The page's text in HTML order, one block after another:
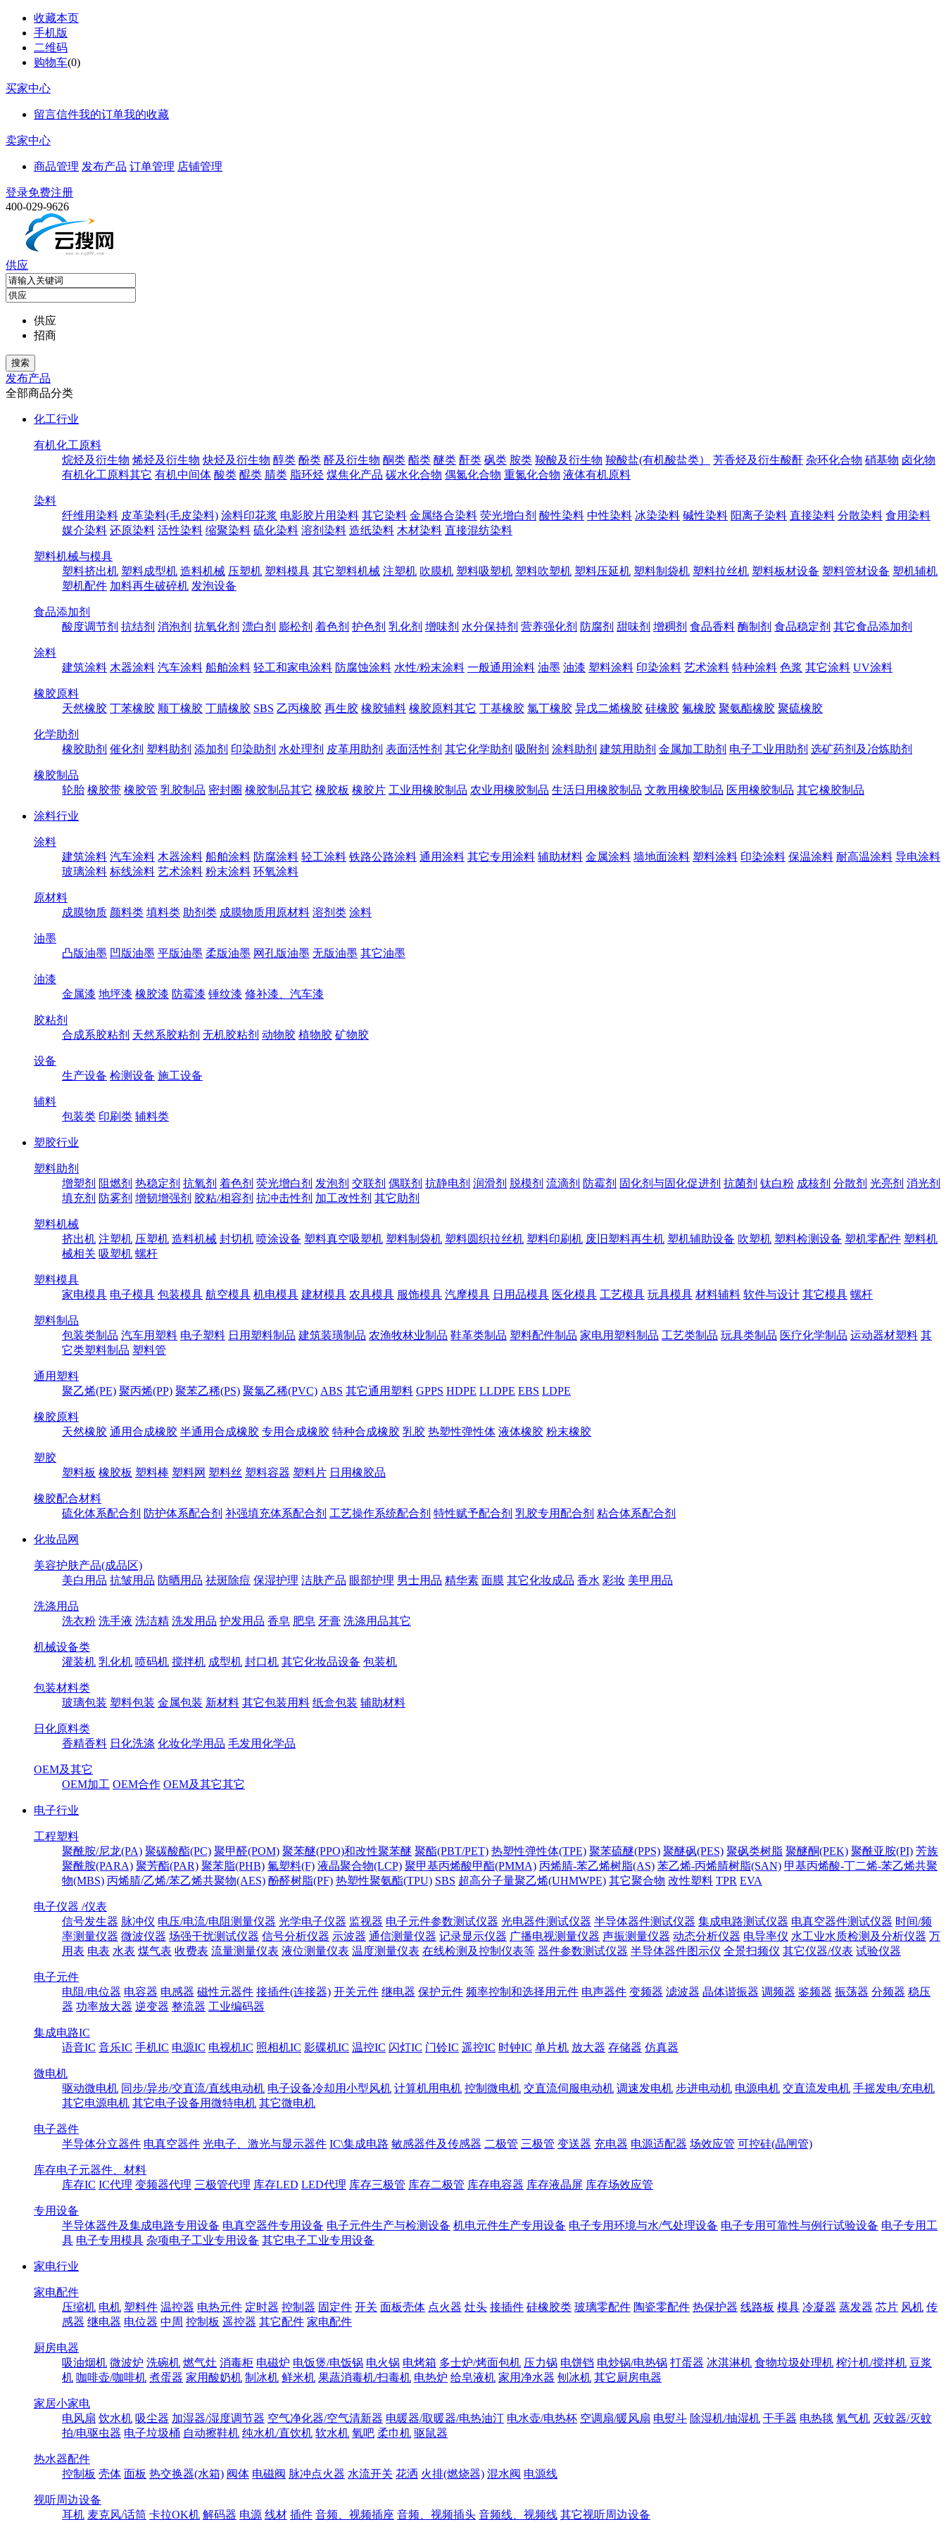
收藏本页
手机版
二维码
购物车(0)
买家中心
留言信件我的订单我的收藏
卖家中心
商品管理 发布产品 订单管理 店铺管理
登录免费注册
400-029-9626
供应
供应
招商
发布产品
全部商品分类
化工行业
有机化工原料
烷烃及衍生物 烯烃及衍生物 炔烃及衍生物 醇类 酚类 醛及衍生物 酮类 酯类 醚类 酐类 砜类 胺类 羧酸及衍生物 羧酸盐(有机酸盐类） 芳香烃及衍生酸酐 杂环化合物 硝基物 卤化物
有机化工原料其它 有机中间体 酸类 醌类 腈类 脂环烃 煤焦化产品 碳水化合物 偶氮化合物 重氮化合物 液体有机原料
染料
纤维用染料 皮革染料(毛皮染料) 涂料印花浆 电影胶片用染料 其它染料 金属络合染料 荧光增白剂 酸性染料 中性染料 冰染染料 碱性染料 阳离子染料 直接染料 分散染料 食用染料
媒介染料 还原染料 活性染料 缩聚染料 硫化染料 溶剂染料 造纸染料 木材染料 直接混纺染料
塑料机械与模具
塑料挤出机 塑料成型机 造料机械 压塑机 塑料模具 其它塑料机械 注塑机 吹膜机 塑料吸塑机 塑料吹塑机 塑料压延机 塑料制袋机 塑料拉丝机 塑料板材设备 塑料管材设备 塑机辅机
塑机配件 加料再生破碎机 发泡设备
食品添加剂
酸度调节剂 抗结剂 消泡剂 抗氧化剂 漂白剂 膨松剂 着色剂 护色剂 乳化剂 增味剂 水分保持剂 营养强化剂 防腐剂 甜味剂 增稠剂 食品香料 酶制剂 食品稳定剂 其它食品添加剂
涂料
建筑涂料 木器涂料 汽车涂料 船舶涂料 轻工和家电涂料 防腐蚀涂料 水性/粉末涂料 一般通用涂料 油墨 油漆 塑料涂料 印染涂料 艺术涂料 特种涂料 色浆 其它涂料 UV涂料
橡胶原料
天然橡胶 丁苯橡胶 顺丁橡胶 丁腈橡胶 SBS 乙丙橡胶 再生胶 橡胶辅料 橡胶原料其它 丁基橡胶 氯丁橡胶 异戊二烯橡胶 硅橡胶 氟橡胶 聚氨酯橡胶 聚硫橡胶
化学助剂
橡胶助剂 催化剂 塑料助剂 添加剂 印染助剂 水处理剂 皮革用助剂 表面活性剂 其它化学助剂 吸附剂 涂料助剂 建筑用助剂 金属加工助剂 电子工业用助剂 选矿药剂及冶炼助剂
橡胶制品
轮胎 橡胶带 橡胶管 乳胶制品 密封圈 橡胶制品其它 橡胶板 橡胶片 工业用橡胶制品 农业用橡胶制品 生活日用橡胶制品 文教用橡胶制品 医用橡胶制品 其它橡胶制品
涂料行业
涂料
建筑涂料 汽车涂料 木器涂料 船舶涂料 防腐涂料 轻工涂料 铁路公路涂料 通用涂料 其它专用涂料 辅助材料 金属涂料 墙地面涂料 塑料涂料 印染涂料 保温涂料 耐高温涂料 导电涂料
玻璃涂料 标线涂料 艺术涂料 粉末涂料 环氧涂料
原材料
成膜物质 颜料类 填料类 助剂类 成膜物质用原材料 溶剂类 涂料
油墨
凸版油墨 凹版油墨 平版油墨 柔版油墨 网孔版油墨 无版油墨 其它油墨
油漆
金属漆 地坪漆 橡胶漆 防霉漆 锤纹漆 修补漆、汽车漆
胶粘剂
合成系胶粘剂 天然系胶粘剂 无机胶粘剂 动物胶 植物胶 矿物胶
设备
生产设备 检测设备 施工设备
辅料
包装类 印刷类 辅料类
塑胶行业
塑料助剂
增塑剂 阻燃剂 热稳定剂 抗氧剂 着色剂 荧光增白剂 发泡剂 交联剂 偶联剂 抗静电剂 润滑剂 脱模剂 流滴剂 防霉剂 固化剂与固化促进剂 抗菌剂 钛白粉 成核剂 分散剂 光亮剂 消光剂
填充剂 防雾剂 增韧增强剂 胶粘/相容剂 抗冲击性剂 加工改性剂 其它助剂
塑料机械
挤出机 注塑机 压塑机 造料机械 封切机 喷涂设备 塑料真空吸塑机 塑料制袋机 塑料圆织拉丝机 塑料印刷机 废旧塑料再生机 塑机辅助设备 吹塑机 塑料检测设备 塑机零配件 塑料机
械相关 吸塑机 螺杆
塑料模具
家电模具 电子模具 包装模具 航空模具 机电模具 建材模具 农具模具 服饰模具 汽摩模具 日用品模具 医化模具 工艺模具 玩具模具 材料辅料 软件与设计 其它模具 螺杆
塑料制品
包装类制品 汽车用塑料 电子塑料 日用塑料制品 建筑装璜制品 农渔牧林业制品 鞋革类制品 塑料配件制品 家电用塑料制品 工艺类制品 玩具类制品 医疗化学制品 运动器材塑料 其
它类塑料制品 塑料管
通用塑料
聚乙烯(PE) 聚丙烯(PP) 聚苯乙稀(PS) 聚氯乙稀(PVC) ABS 其它通用塑料 GPPS HDPE LLDPE EBS LDPE
橡胶原料
天然橡胶 通用合成橡胶 半通用合成橡胶 专用合成橡胶 特种合成橡胶 乳胶 热塑性弹性体 液体橡胶 粉末橡胶
塑胶
塑料板 橡胶板 塑料棒 塑料网 塑料丝 塑料容器 塑料片 日用橡胶品
橡胶配合材料
硫化体系配合剂 防护体系配合剂 补强填充体系配合剂 工艺操作系统配合剂 特性赋予配合剂 乳胶专用配合剂 粘合体系配合剂
化妆品网
美容护肤产品(成品区)
美白用品 抗皱用品 防晒用品 祛斑除痘 保湿护理 洁肤产品 眼部护理 男士用品 精华素 面膜 其它化妆成品 香水 彩妆 美甲用品
洗涤用品
洗衣粉 洗手液 洗洁精 洗发用品 护发用品 香皂 肥皂 牙膏 洗涤用品其它
机械设备类
灌装机 乳化机 喷码机 搅拌机 成型机 封口机 其它化妆品设备 包装机
包装材料类
玻璃包装 塑料包装 金属包装 新材料 其它包装用料 纸盒包装 辅助材料
日化原料类
香精香料 日化洗涤 化妆化学用品 毛发用化学品
OEM及其它
OEM加工 OEM合作 OEM及其它其它
电子行业
工程塑料
聚酰胺/尼龙(PA) 聚碳酸酯(PC) 聚甲醛(POM) 聚苯醚(PPO)和改性聚苯醚 聚酯(PBT/PET) 热塑性弹性体(TPE) 聚苯硫醚(PPS) 聚醚砜(PES) 聚砜类树脂 聚醚酮(PEK) 聚酰亚胺(PI) 芳族
聚酰胺(PARA) 聚芳酯(PAR) 聚苯脂(PHB) 氟塑料(F) 液晶聚合物(LCP) 聚甲基丙烯酸甲酯(PMMA) 丙烯腈-苯乙烯树脂(AS) 苯乙烯-丙烯腈树脂(SAN) 甲基丙烯酸-丁二烯-苯乙烯共聚
物(MBS) 丙烯腈/乙烯/苯乙烯共聚物(AES) 酚醛树脂(PF) 热塑性聚氨酯(TPU) SBS 超高分子量聚乙烯(UHMWPE) 其它聚合物 改性塑料 TPR EVA
电子仪器 /仪表
信号发生器 脉冲仪 电压/电流/电阻测量仪器 光学电子仪器 监视器 电子元件参数测试仪器 光电器件测试仪器 半导体器件测试仪器 集成电路测试仪器 电真空器件测试仪器 时间/频
率测量仪器 微波仪器 场强干扰测试仪器 信号分析仪器 示波器 通信测量仪器 记录显示仪器 广播电视测量仪器 声振测量仪器 动态分析仪器 电导率仪 水工业水质检测及分析仪器 万
用表 电表 水表 煤气表 收费表 流量测量仪表 液位测量仪表 温度测量仪表 在线检测及控制仪表等 器件参数测试仪器 半导体器件图示仪 全景扫频仪 其它仪器/仪表 试验仪器
电子元件
电阻/电位器 电容器 电感器 磁性元器件 接插件(连接器) 开关元件 继电器 保护元件 频率控制和选择用元件 电声器件 变频器 滤波器 晶体谐振器 调频器 鉴频器 振荡器 分频器 稳压
器 功率放大器 逆变器 整流器 工业编码器
集成电路IC
语音IC 音乐IC 手机IC 电源IC 电视机IC 照相机IC 影碟机IC 温控IC 闪灯IC 门铃IC 遥控IC 时钟IC 单片机 放大器 存储器 仿真器
微电机
驱动微电机 同步/异步/交直流/直线电动机 电子设备冷却用小型风机 计算机用电机 控制微电机 交直流伺服电动机 调速发电机 步进电动机 电源电机 交直流发电机 手摇发电/充电机
其它电源电机 其它电子设备用微特电机 其它微电机
电子器件
半导体分立器件 电真空器件 光电子、激光与显示器件 IC\集成电路 敏感器件及传感器 二极管 三极管 变送器 充电器 电源适配器 场效应管 可控硅(晶闸管)
库存电子元器件、材料
库存IC IC代理 变频器代理 三极管代理 库存LED LED代理 库存三极管 库存二极管 库存电容器 库存液晶屏 库存场效应管
专用设备
半导体器件及集成电路专用设备 电真空器件专用设备 电子元件生产与检测设备 机电元件生产专用设备 电子专用环境与水/气处理设备 电子专用可靠性与例行试验设备 电子专用工
具 电子专用模具 杂项电子工业专用设备 其它电子工业专用设备
家电行业
家电配件
压缩机 电机 塑料件 温控器 电热元件 定时器 控制器 固定件 开关 面板壳体 点火器 灶头 接插件 硅橡胶类 玻璃零配件 陶瓷零配件 热保护器 线路板 模具 冷凝器 蒸发器 芯片 风机 传
感器 继电器 电位器 中周 控制板 遥控器 其它配件 家电配件
厨房电器
吸油烟机 微波炉 洗碗机 燃气灶 消毒柜 电磁炉 电饭煲/电饭锅 电火锅 电烤箱 多士炉/烤面包机 压力锅 电饼铛 电炒锅/电热锅 打蛋器 冰淇淋机 食物垃圾处理机 榨汁机/搅拌机 豆浆
机 咖啡壶/咖啡机 煮蛋器 家用酸奶机 制冰机 鲜米机 果蔬消毒机/扫毒机 电热炉 给皂液机 家用净水器 刨冰机 其它厨房电器
家居小家电
电风扇 饮水机 吸尘器 加湿器/湿度调节器 空气净化器/空气清新器 电暖器/取暖器/电热油汀 电水壶/电热杯 空调扇/暖风扇 电熨斗 除湿机/抽湿机 干手器 电热毯 氧气机 灭蚊器/灭蚊
拍/电驱虫器 电子垃圾桶 自动擦鞋机 纯水机/直饮机 软水机 氧吧 柔巾机 驱鼠器
热水器配件
控制板 壳体 面板 热交换器(水箱) 阀体 电磁阀 脉冲点火器 水流开关 花洒 火排(燃烧器) 混水阀 电源线
视听周边设备
耳机 麦克风/话筒 卡拉OK机 解码器 电源 线材 插件 音频、视频插座 音频、视频插头 音频线、视频线 其它视听周边设备